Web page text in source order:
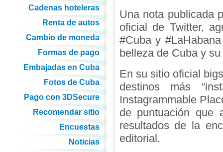
Una nota publicada
oficial de Twitter,
#Cuba y
belleza de Cuba y
En su sitio oficial
destinos más
Instagrammable
de puntuación que
resultados de la
editorial.
Cadenas hoteleras
Renta de autos
Cambio de moneda
Formas de pago
Embajadas en Cuba
Fotos de Cuba
Pago con 3DSecure
Recomendar sitio
Encuestas
Noticias